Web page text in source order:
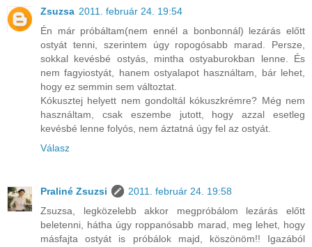
Zsuzsa 2011. február 24. 19:54
Én már próbáltam(nem ennél a bonbonnál) lezárás előtt
ostyát tenni, szerintem úgy ropogósabb marad. Persze,
sokkal kevésbé ostyás, mintha ostyaburokban lenne. És
nem fagyiostyát, hanem ostyalapot használtam, bár lehet,
hogy ez semmin sem változtat.
Kókusztej helyett nem gondoltál kókuszkrémre? Még nem
használtam, csak eszembe jutott, hogy azzal esetleg
kevésbé lenne folyós, nem áztatná úgy fel az ostyát.
Válasz
Praliné Zsuzsi
2011. február 24. 19:58
Zsuzsa, legközelebb akkor megpróbálom lezárás előtt
beletenni, hátha úgy roppanósabb marad, meg lehet, hogy
másfajta ostyát is próbálok majd, köszönöm!! Igazából